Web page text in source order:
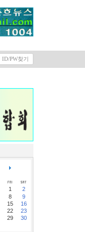
ID/PW찾기
1
2
8
9
15
16
22
23
29
30